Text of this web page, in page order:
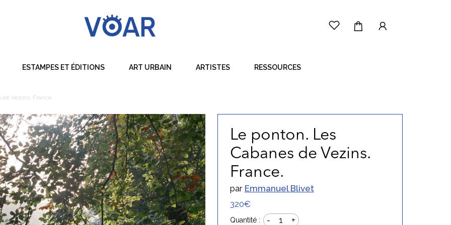
ESTAMPES ET ÉDITIONS ART URBAIN
Peinture
Sculpture
Techniques Mixtes
ARTISTES RESSOURCES
CÔTÉ ARTISTE
CÔTÉ ACHETEUR
Vezins. France.
Le ponton. Les
Cabanes de Vezins.
France.
par Emmanuel Blivet
320€
Quantité : - 1 +